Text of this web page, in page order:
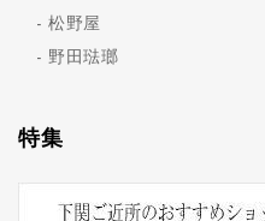
松野屋
野田琺瑯
特集